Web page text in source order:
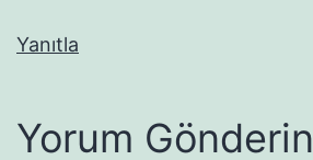
Yanıtla
Yorum Gönderin